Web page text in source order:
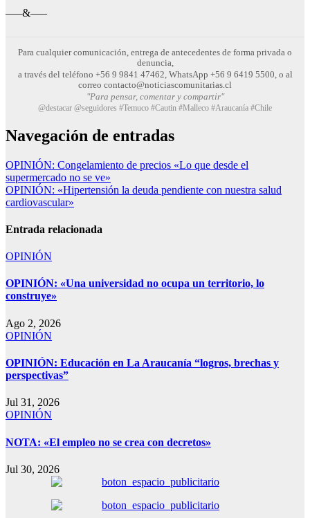
—–&—–
Para cualquier comunicación, entrega de antecedentes de forma privada o
denuncia,
a través del teléfono +56 9 9841 47462, WhatsApp +56 9 6419 5500, o al
correo contacto@noticiascomunitarias.cl
"Para pensar, comentar y compartir"
@destacar @seguidores #Temuco #Cautin #Malleco #Araucanía #Chile
Navegación de entradas
OPINIÓN: Congelamiento de precios «Lo que desde el
supermercado no se ve»
OPINIÓN: «Hipertensión la deuda pendiente con nuestra salud
cardiovascular»
Entrada relacionada
OPINIÓN
OPINIÓN: «Una universidad no ocupa un territorio, lo
construye»
Ago 2, 2026
OPINIÓN
OPINIÓN: Educación en La Araucanía “logros, brechas y
perspectivas”
Jul 31, 2026
OPINIÓN
NOTA: «El empleo no se crea con decretos»
Jul 30, 2026